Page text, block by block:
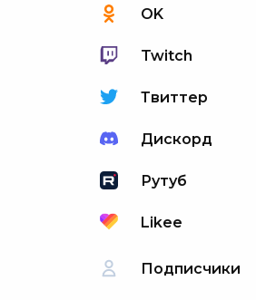
OK
Twitch
Твиттер
Дискорд
Рутуб
Likee
Подписчики